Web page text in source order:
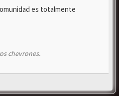
es totalmente
chevrones.